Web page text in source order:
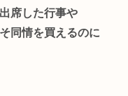
席した行事や
同情を買えるのに